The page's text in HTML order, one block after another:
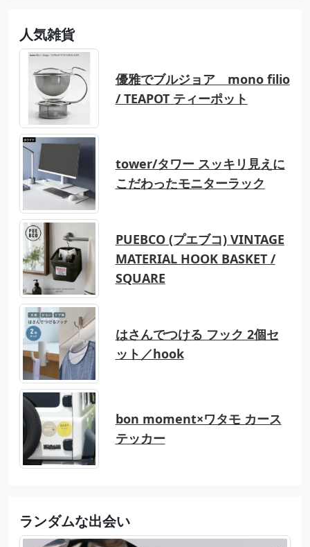
人気雑貨
優雅でブルジョア mono filio
/ TEAPOT ティーポット
tower/タワー スッキリ見えに
こだわったモニターラック
PUEBCO (プエブコ) VINTAGE
MATERIAL HOOK BASKET /
SQUARE
はさんでつける フック 2個セ
ット／hook
bon moment×ワタモ カース
テッカー
ランダムな出会い